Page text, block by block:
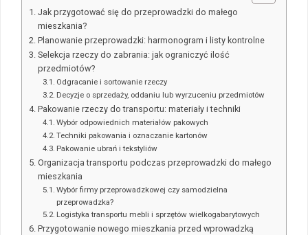
Jak przygotować się do przeprowadzki do małego
mieszkania?
Planowanie przeprowadzki: harmonogram i listy kontrolne
Selekcja rzeczy do zabrania: jak ograniczyć ilość
przedmiotów?
Odgracanie i sortowanie rzeczy
Decyzje o sprzedaży, oddaniu lub wyrzuceniu przedmiotów
Pakowanie rzeczy do transportu: materiały i techniki
Wybór odpowiednich materiałów pakowych
Techniki pakowania i oznaczanie kartonów
Pakowanie ubrań i tekstyliów
Organizacja transportu podczas przeprowadzki do małego
mieszkania
Wybór firmy przeprowadzkowej czy samodzielna
przeprowadzka?
Logistyka transportu mebli i sprzętów wielkogabarytowych
Przygotowanie nowego mieszkania przed wprowadzką